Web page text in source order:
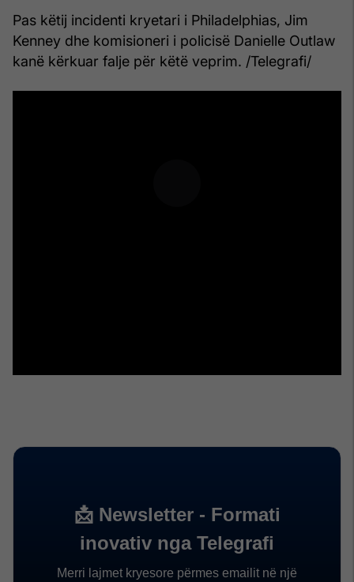
Pas këtij incidenti kryetari i Philadelphias, Jim
Kenney dhe komisioneri i policisë Danielle Outlaw
kanë kërkuar falje për këtë veprim. /Telegrafi/